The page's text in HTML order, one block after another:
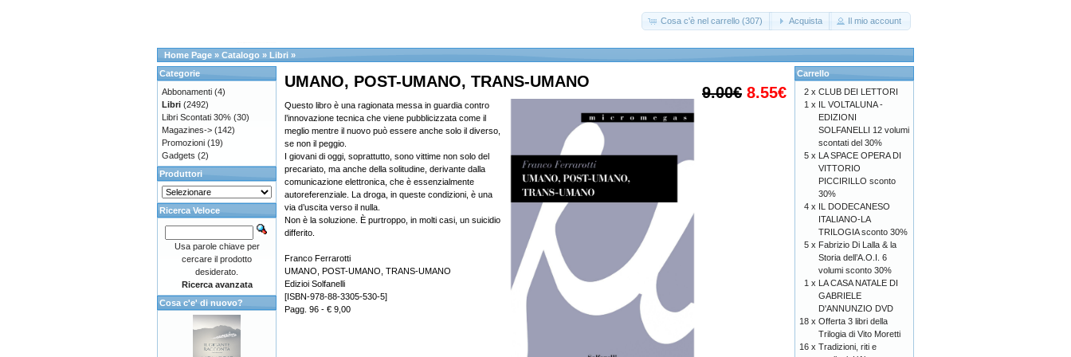
Cosa c'è nel carrello (307) Acquista Il mio account
Home Page » Catalogo » Libri »
9.00€ 8.55€
UMANO, POST-UMANO, TRANS-UMANO
Questo libro è una ragionata messa in guardia contro
l’innovazione tecnica che viene pubblicizzata come il
meglio mentre il nuovo può essere anche solo il diverso,
se non il peggio.
I giovani di oggi, soprattutto, sono vittime non solo del
precariato, ma anche della solitudine, derivante dalla
comunicazione elettronica, che è essenzialmente
autoreferenziale. La droga, in queste condizioni, è una
via d’uscita verso il nulla.
Non è la soluzione. È purtroppo, in molti casi, un suicidio
differito.
Franco Ferrarotti
UMANO, POST-UMANO, TRANS-UMANO
Edizioi Solfanelli
[ISBN-978-88-3305-530-5]
Pagg. 96 - € 9,00
Categorie
Abbonamenti (4)
Libri (2492)
Libri Scontati 30% (30)
Magazines-> (142)
Promozioni (19)
Gadgets (2)
Produttori
Ricerca Veloce
Usa parole chiave per
cercare il prodotto
desiderato.
Ricerca avanzata
Cosa c'e' di nuovo?
Carrello
2 x CLUB DEI LETTORI
1 x IL VOLTALUNA -
EDIZIONI
SOLFANELLI 12 volumi
scontati del 30%
5 x LA SPACE OPERA DI
VITTORIO
PICCIRILLO sconto
30%
4 x IL DODECANESO
ITALIANO-LA
TRILOGIA sconto 30%
5 x Fabrizio Di Lalla & la
Storia dell’A.O.I. 6
volumi sconto 30%
1 x LA CASA NATALE DI
GABRIELE
D'ANNUNZIO DVD
18 x Offerta 3 libri della
Trilogia di Vito Moretti
16 x Tradizioni, riti e